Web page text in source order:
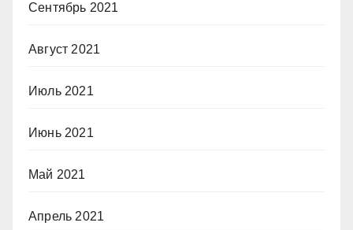
Сентябрь 2021
Август 2021
Июль 2021
Июнь 2021
Май 2021
Апрель 2021